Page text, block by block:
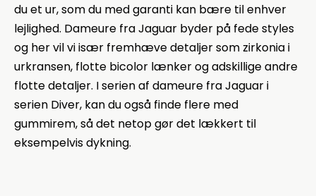
du et ur, som du med garanti kan bære til enhver
lejlighed. Dameure fra Jaguar byder på fede styles
og her vil vi især fremhæve detaljer som zirkonia i
urkransen, flotte bicolor lænker og adskillige andre
flotte detaljer. I serien af dameure fra Jaguar i
serien Diver, kan du også finde flere med
gummirem, så det netop gør det lækkert til
eksempelvis dykning.